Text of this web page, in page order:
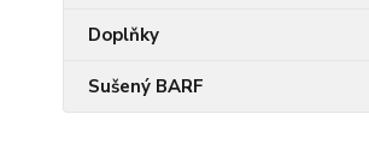
Doplňky
Sušený BARF